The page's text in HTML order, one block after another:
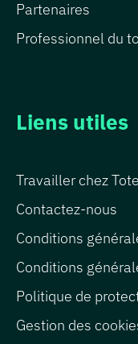
Partenaires
Professionnel du
Liens utiles
Travailler chez
Contactez-nous
Conditions
Conditions
Politique de
Gestion des